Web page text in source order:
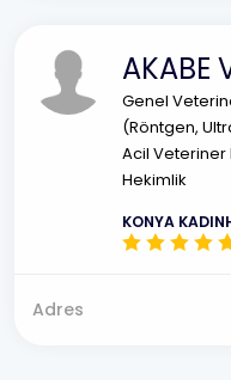
AKABE
Genel
(Röntgen,
Acil Veteriner
Hekimlik
KONYA
Adres